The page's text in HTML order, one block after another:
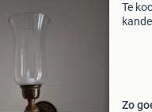
Te
Zo